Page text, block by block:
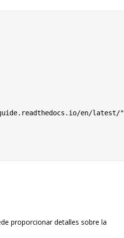
guide.readthedocs.io/en/latest/"
proporcionar detalles sobre la